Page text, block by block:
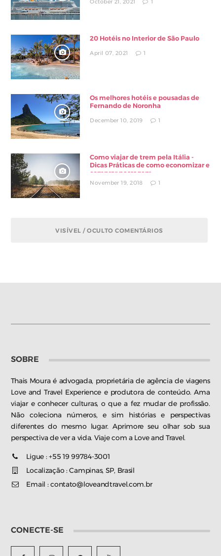
October 21, 2021 1
20 Hotéis no Interior de São Paulo
April 07, 2021 1
Os melhores hotéis e pousadas de
Fernando de Noronha
December 10, 2019 1
Como viajar de trem pela Itália -
Dicas Práticas de como economizar e
comprar passagem
November 19, 2018 1
VISÍVEL / OCULTO COMENTÁRIOS
SOBRE
Thais Moura é advogada, proprietária de agência de viagens
Love and Travel Experience e produtora de conteúdo. Ama
viajar e conhecer culturas, o que a fez mudar de profissão.
Não coleciona números, e sim histórias e perspectivas
diferentes do mesmo lugar. Aprimore seu olhar sob sua
perspectiva de ver a vida. Viaje com a Love and Travel.
Ligue : +55 19 99784-3001
Localização : Campinas, SP, Brasil
Email : contato@loveandtravel.com.br
CONECTE-SE